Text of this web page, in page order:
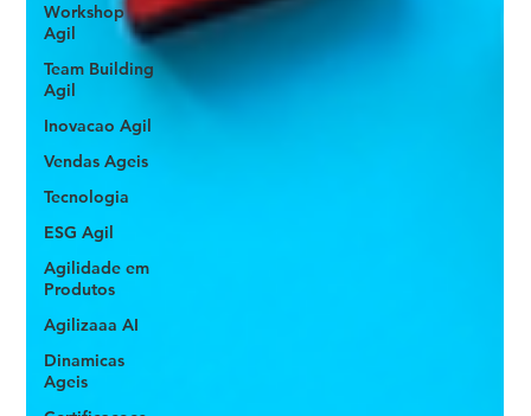
Workshop
Agil
Team Building
Agil
Inovacao Agil
Vendas Ageis
Tecnologia
ESG Agil
Agilidade em
Produtos
Agilizaaa AI
Dinamicas
Ageis